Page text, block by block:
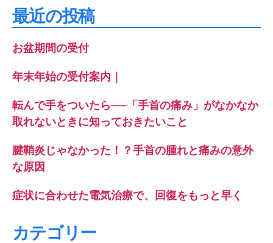
象:
最近の投稿
お盆期間の受付
年末年始の受付案内｜
転んで手をついたら──「手首の痛み」がなかなか
取れないときに知っておきたいこと
腱鞘炎じゃなかった！？手首の腫れと痛みの意外
な原因
症状に合わせた電気治療で、回復をもっと早く
カテゴリー